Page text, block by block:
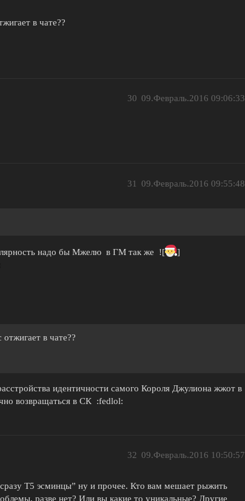
в чате??
09.Февраль.2016 09:06:33
30
09.Февраль.2016 09:55:48
31
надо бы Мжелю в ГМ так же ![
]
в чате??
идентичности самого Короля Джулиона жжот в
возвращаться в СК :fedlol:
09.Февраль.2016 10:50:57
32
Т5 эсминцы” ну и прочее. Кто вам мешает рыжить
разве нет? Или вы какие то уникальные? Другие